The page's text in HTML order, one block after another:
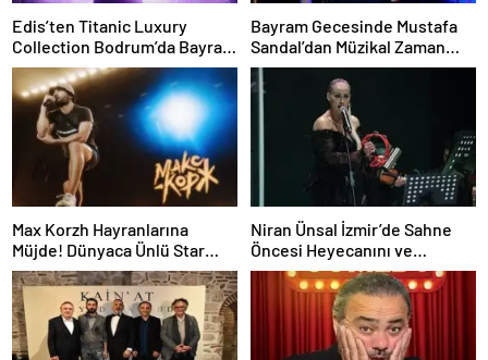
Edis’ten Titanic Luxury
Collection Bodrum’da Bayram
Gecesine Damga Vuran
Performans
Bayram Gecesinde Mustafa
Sandal’dan Müzikal Zaman
Yolculuğu
Max Korzh Hayranlarına
Müjde! Dünyaca Ünlü Star
İstanbul’da Canlı
Performansla Hayranlarıyla
Buluşuyor
Niran Ünsal İzmir’de Sahne
Öncesi Heyecanını ve
Projelerini Anlattı